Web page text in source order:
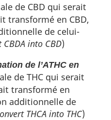
de CBD qui serait
transformé en CBD,
de celui-
into CBD)
de l’ATHC en
de THC qui serait
transformé en
additionnelle de
THCA into THC)